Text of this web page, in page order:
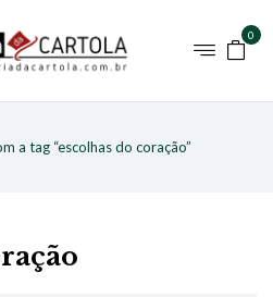
0
a tag “escolhas do coração”